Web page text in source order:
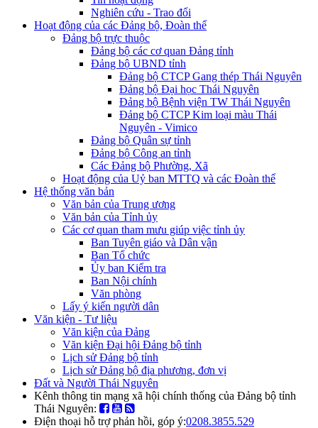
Nghiên cứu - Trao đổi
Hoạt động của các Đảng bộ, Đoàn thể
Đảng bộ trực thuộc
Đảng bộ các cơ quan Đảng tỉnh
Đảng bộ UBND tỉnh
Đảng bộ CTCP Gang thép Thái Nguyên
Đảng bộ Đại học Thái Nguyên
Đảng bộ Bệnh viện TW Thái Nguyên
Đảng bộ CTCP Kim loại màu Thái
Nguyên - Vimico
Đảng bộ Quân sự tỉnh
Đảng bộ Công an tỉnh
Các Đảng bộ Phường, Xã
Hoạt động của Uỷ ban MTTQ và các Đoàn thể
Hệ thống văn bản
Văn bản của Trung ương
Văn bản của Tỉnh ủy
Các cơ quan tham mưu giúp việc tỉnh ủy
Ban Tuyên giáo và Dân vận
Ban Tổ chức
Ủy ban Kiểm tra
Ban Nội chính
Văn phòng
Lấy ý kiến người dân
Văn kiện - Tư liệu
Văn kiện của Đảng
Văn kiện Đại hội Đảng bộ tỉnh
Lịch sử Đảng bộ tỉnh
Lịch sử Đảng bộ địa phương, đơn vị
Đất và Người Thái Nguyên
Kênh thông tin mạng xã hội chính thống của Đảng bộ tỉnh
Thái Nguyên:
Điện thoại hỗ trợ phản hồi, góp ý:0208.3855.529